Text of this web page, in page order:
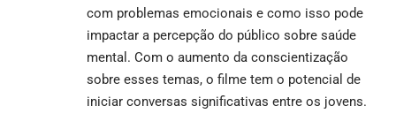
com problemas emocionais e como isso pode
impactar a percepção do público sobre saúde
mental. Com o aumento da conscientização
sobre esses temas, o filme tem o potencial de
iniciar conversas significativas entre os jovens.